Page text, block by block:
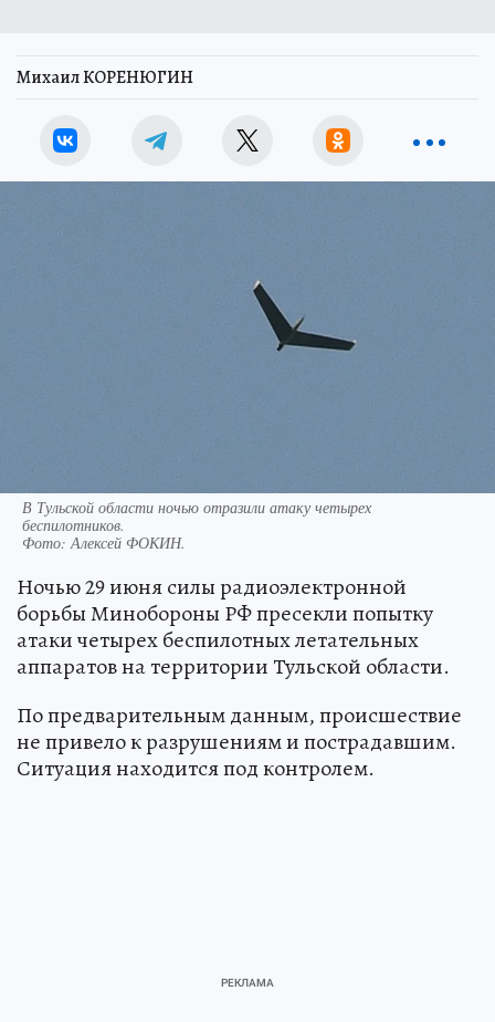
Михаил КОРЕНЮГИН
В Тульской области ночью отразили атаку четырех
беспилотников.
Фото:Алексей ФОКИН.
Ночью 29 июня силы радиоэлектронной
борьбы Минобороны РФ пресекли попытку
атаки четырех беспилотных летательных
аппаратов на территории Тульской области.
По предварительным данным, происшествие
не привело к разрушениям и пострадавшим.
Ситуация находится под контролем.